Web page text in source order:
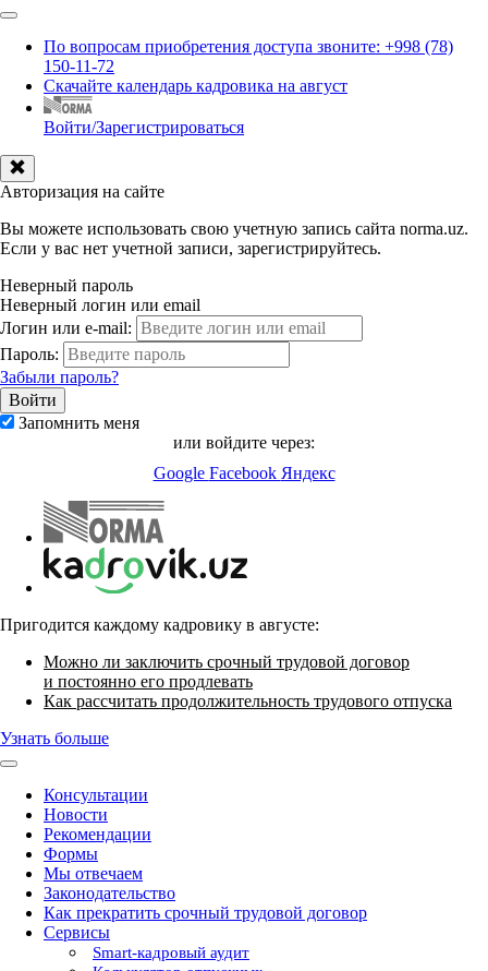
По вопросам приобретения доступа звоните: +998 (78)
150-11-72
Скачайте календарь кадровика на август
Войти/Зарегистрироваться
Авторизация на сайте
Вы можете использовать свою учетную запись сайта norma.uz.
Если у вас нет учетной записи, зарегистрируйтесь.
Неверный пароль
Неверный логин или email
Логин или e-mail:
Пароль:
Забыли пароль?
Запомнить меня
или войдите через:
Google Facebook Яндекс
Пригодится каждому кадровику в августе:
Можно ли заключить срочный трудовой договор
и постоянно его продлевать
Как рассчитать продолжительность трудового отпуска
Узнать больше
Консультации
Новости
Рекомендации
Формы
Мы отвечаем
Законодательство
Как прекратить срочный трудовой договор
Сервисы
Smart-кадровый аудит